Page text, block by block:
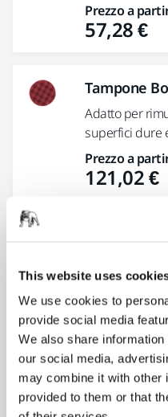
This website uses
We use cookies to
provide social media
We also share
our social media,
may combine it with other
provided to them or that
Prezzo a
57,28 €
Tampone
Adatto per
superfici dure
Prezzo a
121,02 €
Tampone
applicazioni
ROP2-312NV.
Prezzo a
106,77 €
Tampone